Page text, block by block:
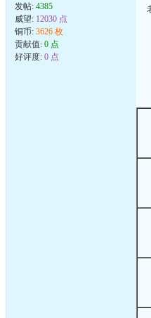
发帖: 4385
威望: 12030 点
铜币: 3626 枚
贡献值: 0 点
好评度: 0 点